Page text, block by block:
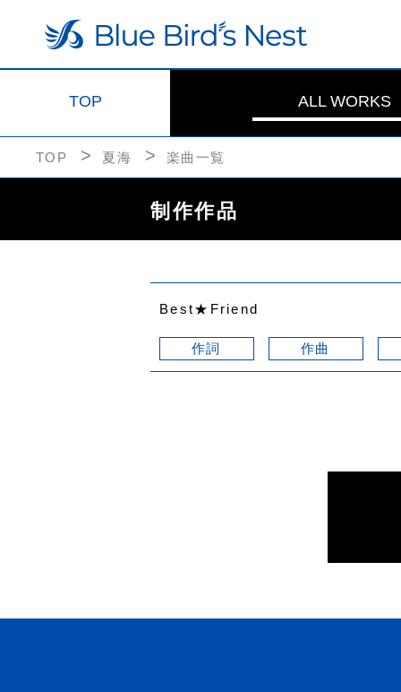
TOP ALL WORKS
TOP 夏海 楽曲一覧
制作作品
Best★Friend
作詞 作曲